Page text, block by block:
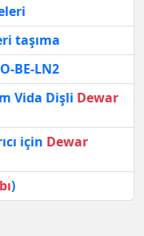
taşıma
BE-LN2
Vida Dişli Dewar
için Dewar
)